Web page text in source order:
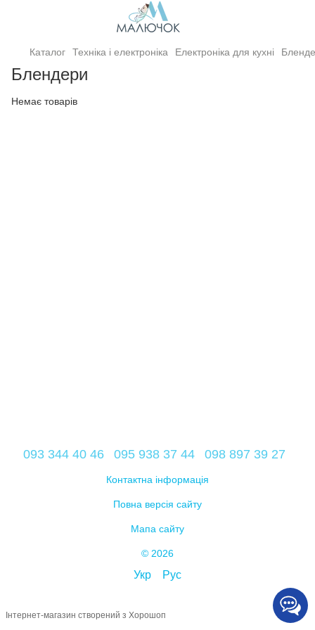
Каталог Техніка і електроніка Електроніка для кухні
Блендери
Немає товарів
093 344 40 46 095 938 37 44 098 897 39 27
Контактна інформація
Повна версія сайту
Мапа сайту
© 2026
Укр Рус
Інтернет-магазин створений з Хорошоп